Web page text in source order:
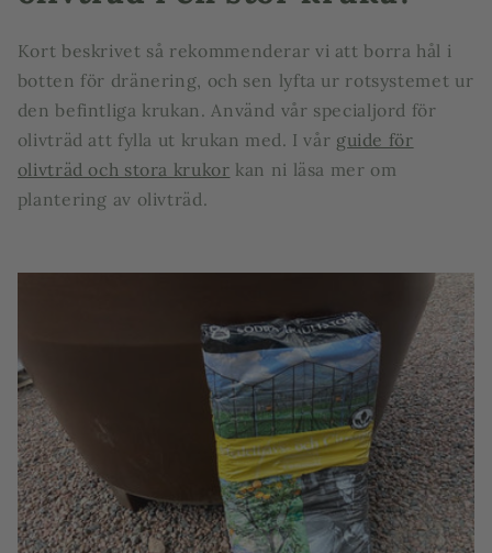
Kort beskrivet så rekommenderar vi att borra hål i
botten för dränering, och sen lyfta ur rotsystemet ur
den befintliga krukan. Använd vår specialjord för
olivträd att fylla ut krukan med. I vår guide för
olivträd och stora krukor kan ni läsa mer om
plantering av olivträd.